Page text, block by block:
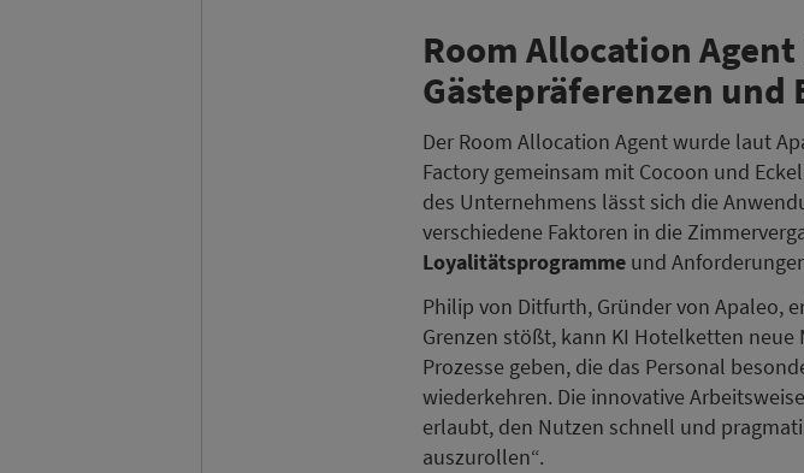
Room Allocation
Gästepräferenzen
Der Room Allocation Agent wurde laut
Factory gemeinsam mit Cocoon und
des Unternehmens lässt sich die
verschiedene Faktoren in die
Loyalitätsprogramme und
Philip von Ditfurth, Gründer von Apaleo,
Grenzen stößt, kann KI Hotelketten
Prozesse geben, die das Personal
wiederkehren. Die innovative
erlaubt, den Nutzen schnell und
auszurollen“.